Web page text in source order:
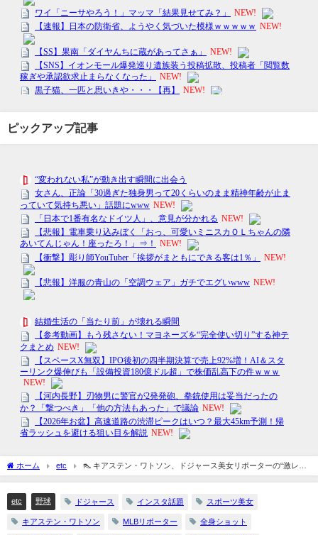
ピックアップ記事
ホーム etc
👠 キアステン・ワトソン、ドジャース美女リポーターの“激レ
ア”全身ショットが話題！
etc 野球 ドジャース インスタ話題 スポーツ美女
キアステン・ワトソン MLBリポーター 全身ショット